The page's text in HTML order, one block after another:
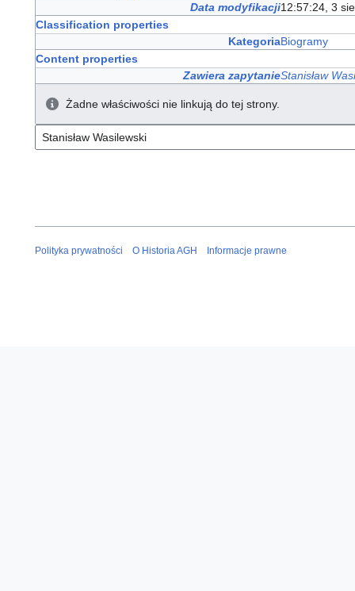
Data modyfikacji12:57:24, 3
Classification properties
KategoriaBiogramy
Content properties
Zawiera zapytanieStanisław
Żadne właściwości nie linkują do tej strony.
Polityka prywatności O Historia AGH Informacje prawne